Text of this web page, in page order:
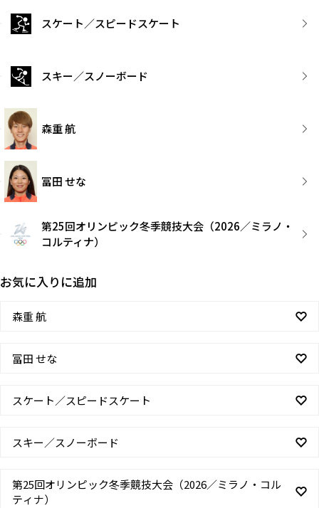
スケート／スピードスケート
スキー／スノーボード
森重 航
冨田 せな
第25回オリンピック冬季競技大会（2026／ミラノ・
コルティナ）
お気に入りに追加
森重 航
冨田 せな
スケート／スピードスケート
スキー／スノーボード
第25回オリンピック冬季競技大会（2026／ミラノ・コル
ティナ）